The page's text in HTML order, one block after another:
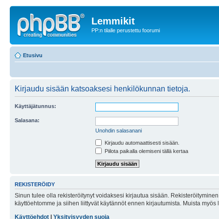
Lemmikit
PP:n tilalle perustettu foorumi
Etusivu
Kirjaudu sisään katsoaksesi henkilökunnan tietoja.
Käyttäjätunnus:
Salasana:
Unohdin salasanani
Kirjaudu automaattisesti sisään.
Piilota paikalla olemiseni tällä kertaa
REKISTERÖIDY
Sinun tulee olla rekisteröitynyt voidaksesi kirjautua sisään.
käyttöehtomme ja siihen liittyvät käytännöt ennen kirjautumista. Muista
Käyttöehdot
Yksityisyyden suoja